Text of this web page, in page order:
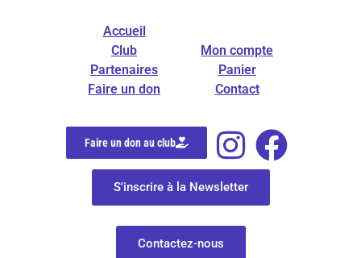
Accueil
Club
Partenaires
Faire un don
Mon compte
Panier
Contact
Faire un don au club
S'inscrire à la Newsletter
Contactez-nous